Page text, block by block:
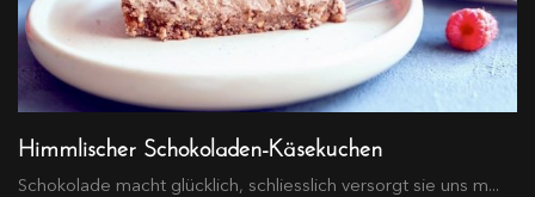
Himmlischer Schokoladen-Käsekuchen
Schokolade macht glücklich, schliesslich versorgt sie uns m...